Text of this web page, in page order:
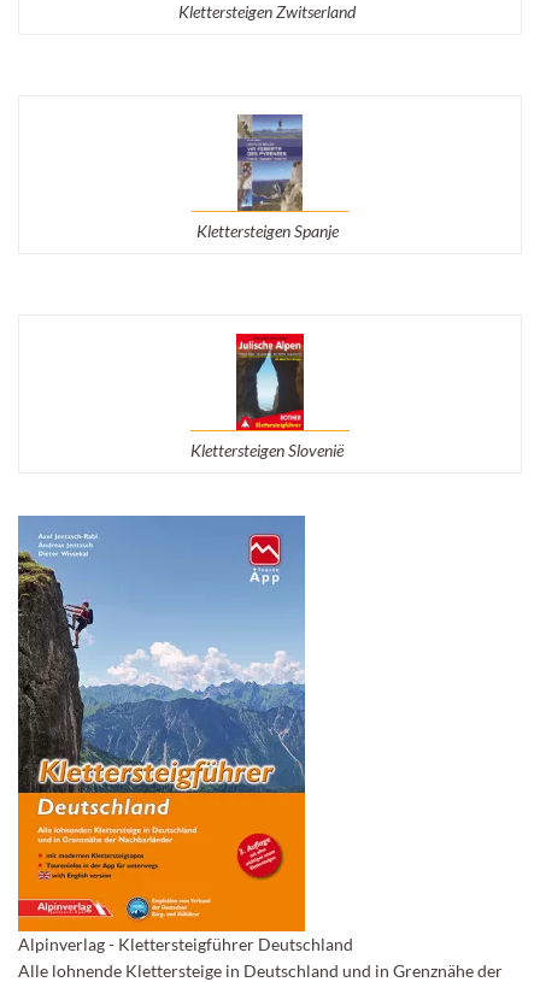
Klettersteigen Zwitserland
Klettersteigen Spanje
Klettersteigen Slovenië
Alpinverlag - Klettersteigführer Deutschland
Alle lohnende Klettersteige in Deutschland und in Grenznähe der